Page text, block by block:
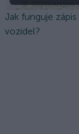
Jak funguje
vozidel?